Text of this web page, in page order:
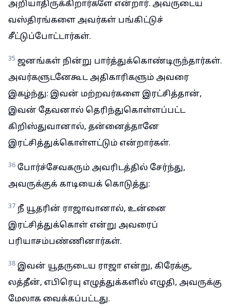
அறியாதிருக்கிறார்களே என்றார். அவருடைய
வஸ்திரங்களை அவர்கள் பங்கிட்டுச்
சீட்டுப்போட்டார்கள்.
35 ஜனங்கள் நின்று பார்த்துக்கொண்டிருந்தார்கள்.
அவர்களுடனேகூட அதிகாரிகளும் அவரை
இகழ்ந்து: இவன் மற்றவர்களை இரட்சித்தான்,
இவன் தேவனால் தெரிந்துகொள்ளப்பட்ட
கிறிஸ்துவானால், தன்னைத்தானே
இரட்சித்துக்கொள்ளட்டும் என்றார்கள்.
36 போர்ச்சேவகரும் அவரிடத்தில் சேர்ந்து,
அவருக்குக் காடியைக் கொடுத்து:
37 நீ யூதரின் ராஜாவானால், உன்னை
இரட்சித்துக்கொள் என்று அவரைப்
பரியாசம்பண்ணினார்கள்.
38 இவன் யூதருடைய ராஜா என்று, கிரேக்கு,
லத்தீன், எபிரெயு எழுத்துக்களில் எழுதி, அவருக்கு
மேலாக வைக்கப்பட்டது.